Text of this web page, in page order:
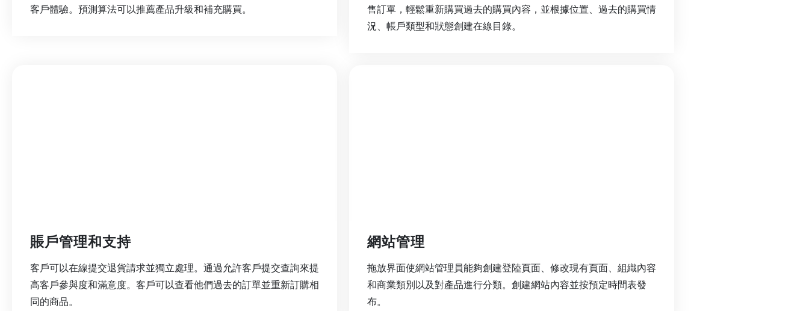
客戶體驗。預測算法可以推薦產品升級和補充購買。
售訂單，輕鬆重新購買過去的購買內容，並根據位置、過去的購買情
況、帳戶類型和狀態創建在線目錄。
賬戶管理和支持
客戶可以在線提交退貨請求並獨立處理。通過允許客戶提交查詢來提
高客戶參與度和滿意度。客戶可以查看他們過去的訂單並重新訂購相
同的商品。
網站管理
拖放界面使網站管理員能夠創建登陸頁面、修改現有頁面、組織內容
和商業類別以及對產品進行分類。創建網站內容並按預定時間表發
布。